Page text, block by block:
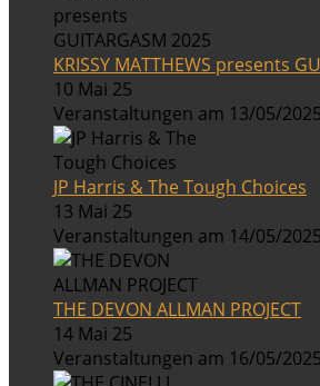
KRISSY MATTHEWS presents
10 Mai 25
Veranstaltungen am 13/05/2025
JP Harris & The Tough Choices
13 Mai 25
Veranstaltungen am 14/05/2025
THE DEVON ALLMAN PROJECT
14 Mai 25
Veranstaltungen am 16/05/2025